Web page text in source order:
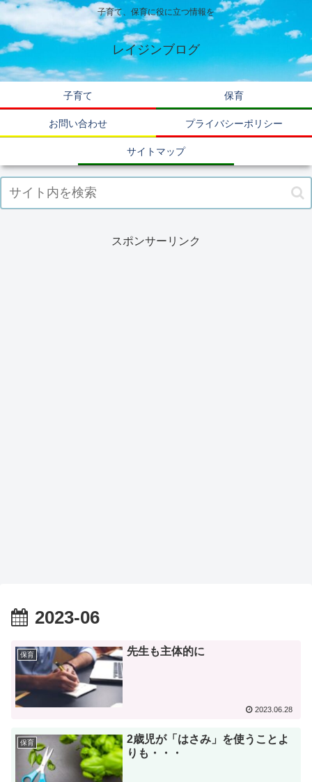
子育て、保育に役に立つ情報を
レイジンブログ
子育て 保育
お問い合わせ プライバシーポリシー
サイトマップ
スポンサーリンク
2023-06
保育 先生も主体的に
2023.06.28
保育
2歳児が「はさみ」を使うことよ
りも・・・